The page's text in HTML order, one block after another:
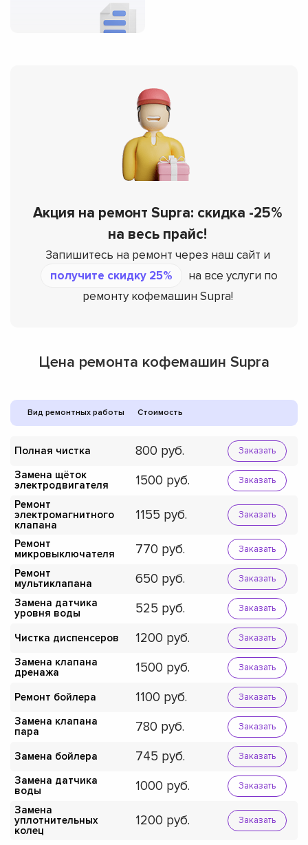
Акция на ремонт Supra: скидка -25%
на весь прайс!
Запишитесь на ремонт через наш сайт и
получите скидку 25%
на все услуги по
ремонту кофемашин Supra!
Цена ремонта кофемашин Supra
Вид ремонтных работы Стоимость
Полная чистка 800 Заказать
Замена щёток
электродвигателя
1500 Заказать
Ремонт
электромагнитного
клапана
1155 Заказать
Ремонт
микровыключателя
770 Заказать
Ремонт
мультиклапана
650 Заказать
Замена датчика
уровня воды
525 Заказать
Чистка диспенсеров 1200 Заказать
Замена клапана
дренажа
1500 Заказать
Ремонт бойлера 1100 Заказать
Замена клапана
пара
780 Заказать
Замена бойлера 745 Заказать
Замена датчика
воды
1000 Заказать
Замена
уплотнительных
колец
1200 Заказать